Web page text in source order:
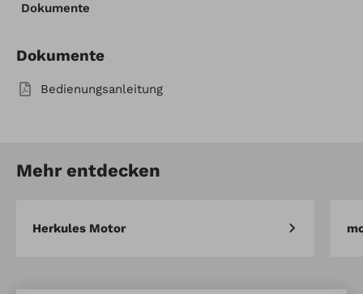
Mulchkit für XDC140HD
Dokumente
Dokumente
Bedienungsanleitung
Mehr entdecken
Herkules Motor